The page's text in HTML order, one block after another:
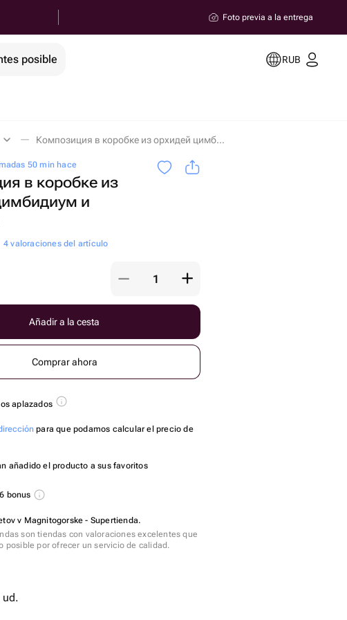
Foto previa a la entrega
posible RUB
Композиция в коробке из орхидей цимбидиум и гипсофил en Magnitogorsk
50 min hace
в коробке из
и
4 valoraciones del artículo
Añadir a la cesta
Comprar ahora
aplazados
para que podamos calcular el precio de
añadido el producto a sus favoritos
bonus
v Magnitogorske - Supertienda.
son tiendas con valoraciones excelentes que
posible por ofrecer un servicio de calidad.
ud.